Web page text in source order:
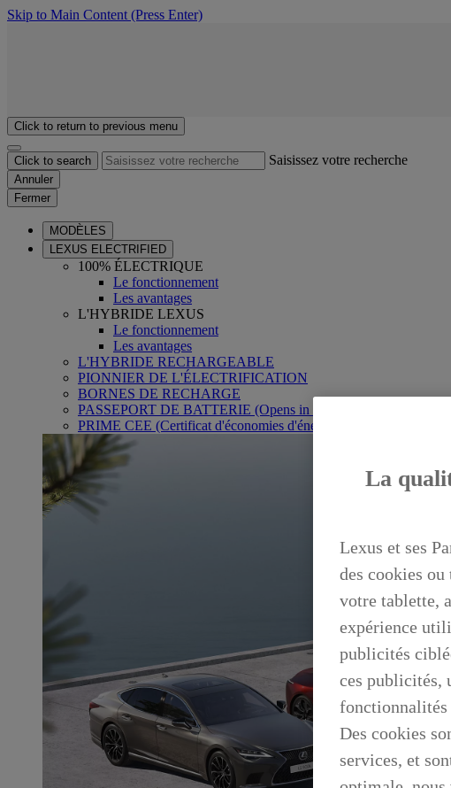
Skip to Main Content (Press Enter)
Click to return to previous menu
Click to search Saisissez votre recherche
Annuler
Fermer
MODÈLES
LEXUS ELECTRIFIED
100% ÉLECTRIQUE
Le fonctionnement
Les avantages
L'HYBRIDE LEXUS
Le fonctionnement
Les avantages
L'HYBRIDE RECHARGEABLE
PIONNIER DE L'ÉLECTRIFICATION
BORNES DE RECHARGE
PASSEPORT DE BATTERIE (Opens in new window)
PRIME CEE (Certificat d'économies d'énergie)
La
Lexus et ses
des cookies
votre tablette,
expérience
publicités
ces publicités,
fonctionnalités
Des cookies
services, et